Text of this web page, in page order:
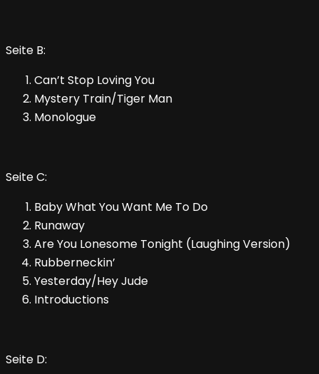
Seite B:
Can’t Stop Loving You
Mystery Train/Tiger Man
Monologue
Seite C:
Baby What You Want Me To Do
Runaway
Are You Lonesome Tonight (Laughing Version)
Rubberneckin’
Yesterday/Hey Jude
Introductions
Seite D: